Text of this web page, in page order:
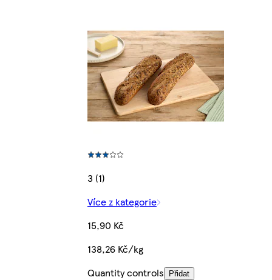
3 (1)
Více z kategorie
15,90 Kč
138,26 Kč/kg
Quantity controls
Přidat